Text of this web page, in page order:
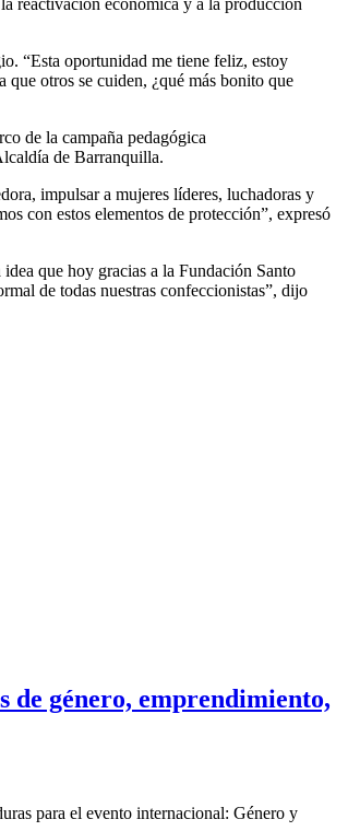
“Esta oportunidad me tiene feliz, estoy
que otros se cuiden, ¿qué más bonito que
de la campaña pedagógica
de Barranquilla.
impulsar a mujeres líderes, luchadoras y
con estos elementos de protección”, expresó
que hoy gracias a la Fundación Santo
de todas nuestras confeccionistas”, dijo
de género, emprendimiento,
para el evento internacional: Género y